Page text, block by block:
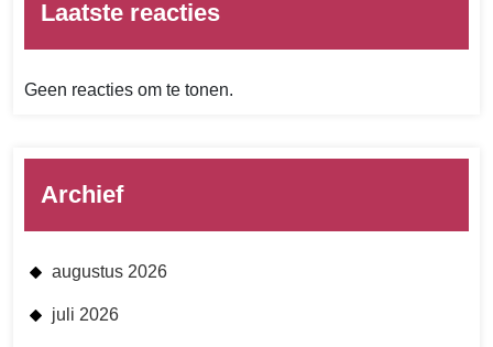
Laatste reacties
Geen reacties om te tonen.
Archief
augustus 2026
juli 2026